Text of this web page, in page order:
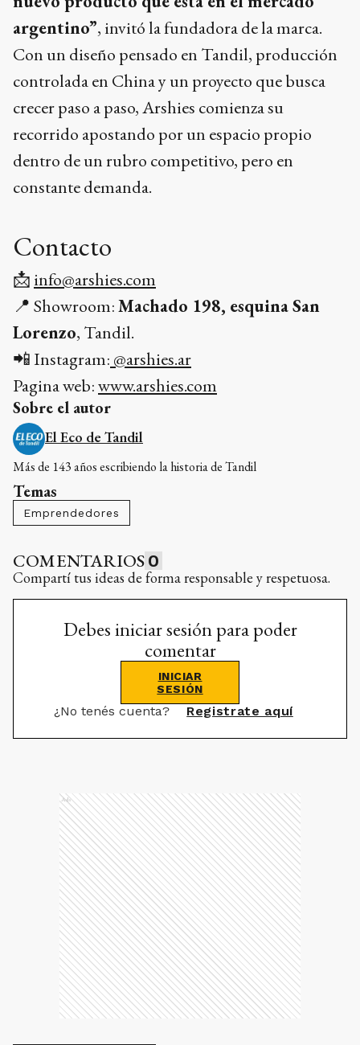
argentino”, invitó la fundadora de la marca.
Con un diseño pensado en Tandil, producción
controlada en China y un proyecto que busca
crecer paso a paso, Arshies comienza su
recorrido apostando por un espacio propio
dentro de un rubro competitivo, pero en
constante demanda.
Contacto
📩 info@arshies.com
📍 Showroom:Machado 198, esquina San
Lorenzo, Tandil.
📲 Instagram: @arshies.ar
Pagina web:www.arshies.com
Sobre el autor
El Eco de Tandil
Más de 143 años escribiendo la historia de Tandil
Temas
Emprendedores
COMENTARIOS 0
Compartí tus ideas de forma responsable y respetuosa.
Debes iniciar sesión para poder
comentar
INICIAR
SESIÓN
¿No tenés cuenta? Registrate aquí
Ads